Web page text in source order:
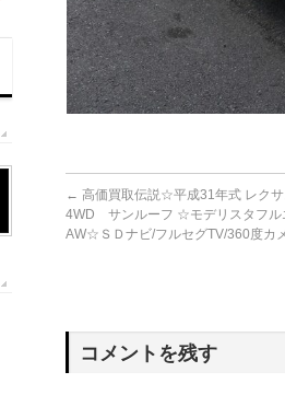
← 高価買取伝説☆平成31年式 レク
4WD サンルーフ ☆モデリスタフル
AW☆ＳＤナビ/フルセグTV/360度カ
コメントを残す